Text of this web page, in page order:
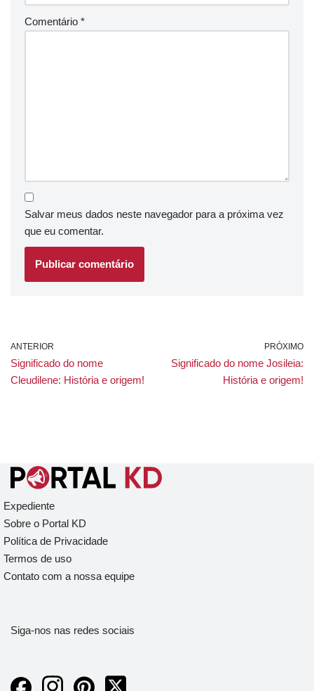
Comentário *
Salvar meus dados neste navegador para a próxima vez
que eu comentar.
ANTERIOR
Significado do nome
Cleudilene: História e origem!
PRÓXIMO
Significado do nome Josileia:
História e origem!
Expediente
Sobre o Portal KD
Política de Privacidade
Termos de uso
Contato com a nossa equipe
Siga-nos nas redes sociais